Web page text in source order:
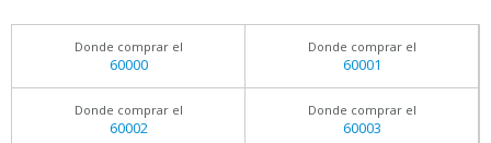
Donde comprar el
60000
Donde comprar el
60001
Donde comprar el
60002
Donde comprar el
60003